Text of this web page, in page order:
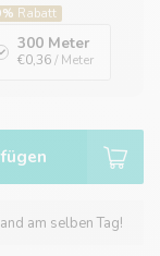
Rabatt
300 Meter
€0,36/ Meter
am selben Tag!